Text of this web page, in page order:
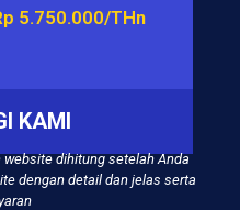
5.750.000/THn
KAMI
dihitung setelah Anda
dengan detail dan jelas serta